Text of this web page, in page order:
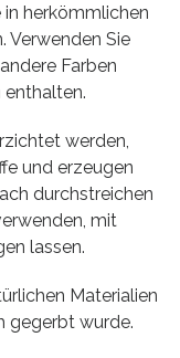
in herkömmlichen
Verwenden Sie
Farben
werden,
und erzeugen
durchstreichen
mit
lassen.
Materialien
gegerbt wurde.